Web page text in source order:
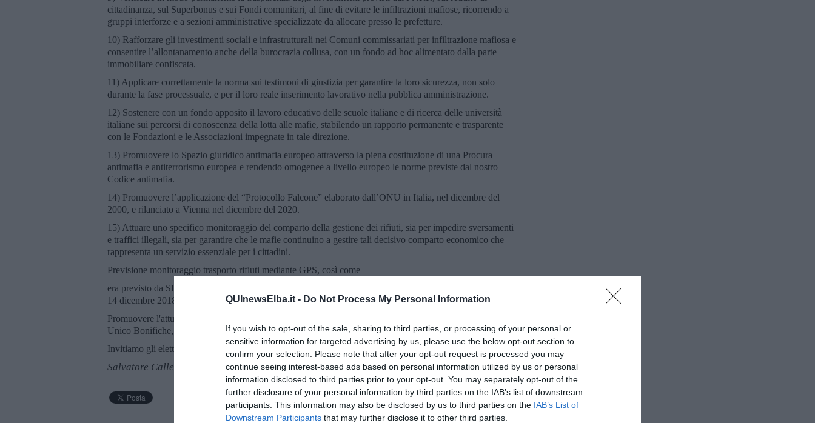
QUInewsElba.it - Do Not Process My Personal Information
If you wish to opt-out of the sale, sharing to third parties, or processing of your personal or
sensitive information for targeted advertising by us, please use the below opt-out section to
confirm your selection. Please note that after your opt-out request is processed you may
continue seeing interest-based ads based on personal information utilized by us or personal
information disclosed to third parties prior to your opt-out. You may separately opt-out of the
further disclosure of your personal information by third parties on the IAB’s list of downstream
participants. This information may also be disclosed by us to third parties on the IAB’s List of
Downstream Participants that may further disclose it to other third parties.
cittadinanza, sul Superbonus e sui Fondi comunitari, al fine di evitare le infiltrazioni mafiose, ricorrendo a
gruppi interforze e a sezioni amministrative specializzate da allocare presso le prefetture.
10) Rafforzare gli investimenti sociali e infrastrutturali nei Comuni commissariati per infiltrazione mafiosa e
consentire l’allontanamento anche della burocrazia collusa, con un fondo ad hoc alimentato dalla parte
immobiliare confiscata.
11) Applicare correttamente la norma sui testimoni di giustizia per garantire la loro sicurezza, non solo
durante la fase processuale, e per il loro reale inserimento lavorativo nella pubblica amministrazione.
12) Sostenere con un fondo apposito il lavoro educativo delle scuole italiane e di ricerca delle università
italiane sui percorsi di conoscenza della lotta alle mafie, stabilendo un rapporto permanente e trasparente
con le Fondazioni e le Associazioni impegnate in tale direzione.
13) Promuovere lo Spazio giuridico antimafia europeo attraverso la piena costituzione di una Procura
antimafia e antiterrorismo europea e rendendo omogenee a livello europeo le norme previste dal nostro
Codice antimafia.
14) Promuovere l’applicazione del “Protocollo Falcone” elaborato dall’ONU in Italia, nel dicembre del
2000, e rilanciato a Vienna nel dicembre del 2020.
15) Attuare uno specifico monitoraggio del comparto della gestione dei rifiuti, sia per impedire sversamenti
e traffici illegali, sia per garantire che le mafie continuino a gestire tali decisivo comparto economico che
rappresenta un servizio essenziale per i cittadini.
Previsione monitoraggio trasporto rifiuti mediante GPS, così come
era previsto da SISTRI (sistema di controllo della tracciabilità dei rifiuti, soppresso con l'articolo 6 del DL
14 dicembre 2018, n. 135).
Promuovere l'attuazione delle bonifiche ambientali, tramite l'impiego della task-force del Commissario
Unico Bonifiche, a garanzia di procedure trasparenti e prevenzione delle infiltrazioni mafiose.
Invitiamo gli elettori a dare il loro voto ai candidati che sono sensibili ai 15 punti del vademecum.
Salvatore Calleri